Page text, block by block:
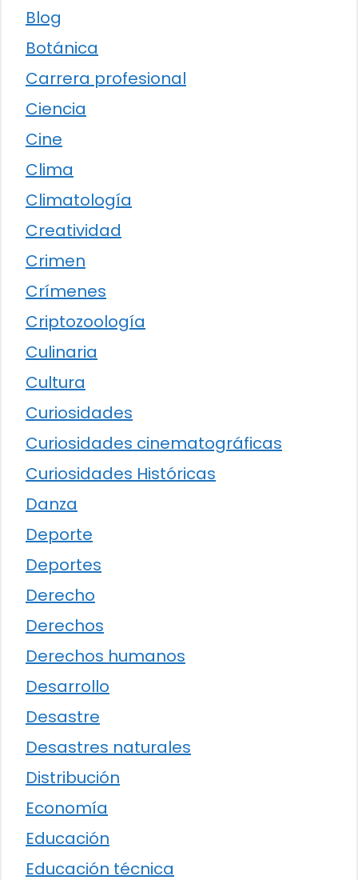
Blog
Botánica
Carrera profesional
Ciencia
Cine
Clima
Climatología
Creatividad
Crimen
Crímenes
Criptozoología
Culinaria
Cultura
Curiosidades
Curiosidades cinematográficas
Curiosidades Históricas
Danza
Deporte
Deportes
Derecho
Derechos
Derechos humanos
Desarrollo
Desastre
Desastres naturales
Distribución
Economía
Educación
Educación técnica